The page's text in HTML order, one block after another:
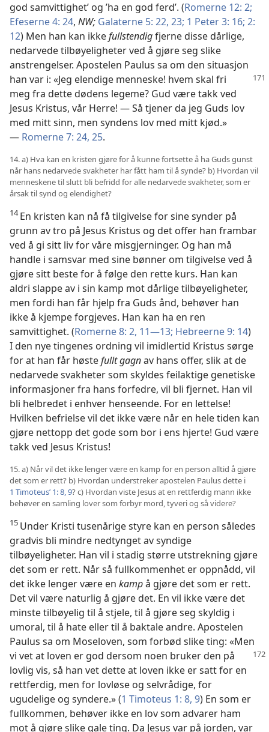
god samvittighet’ og ’ha en god ferd’. (Romerne 12: 2;
Efeserne 4: 24, NW; Galaterne 5: 22, 23; 1 Peter 3: 16; 2:
12) Men han kan ikkefullstendigfjerne disse dårlige,
nedarvede tilbøyeligheter ved å gjøre seg slike
anstrengelser. Apostelen Paulus sa om den situasjon
han var i: «Jeg elendige menneske! hvem skal fri
meg fra dette dødens legeme? Gud være takk ved
Jesus Kristus, vår Herre! — Så tjener da jeg Guds lov
med mitt sinn, men syndens lov med mitt kjød.»
— Romerne 7: 24, 25.
14. a) Hva kan en kristen gjøre for å kunne fortsette å ha Guds gunst
når hans nedarvede svakheter har fått ham til å synde? b) Hvordan vil
menneskene til slutt bli befridd for alle nedarvede svakheter, som er
årsak til synd og elendighet?
14En kristen kan nå få tilgivelse for sine synder på
grunn av tro på Jesus Kristus og det offer han frambar
ved å gi sitt liv for våre misgjerninger. Og han må
handle i samsvar med sine bønner om tilgivelse ved å
gjøre sitt beste for å følge den rette kurs. Han kan
aldri slappe av i sin kamp mot dårlige tilbøyeligheter,
men fordi han får hjelp fra Guds ånd, behøver han
ikke å kjempe forgjeves. Han kan ha en ren
samvittighet. (Romerne 8: 2, 11—13; Hebreerne 9: 14)
I den nye tingenes ordning vil imidlertid Kristus sørge
for at han får høstefullt gagnav hans offer, slik at de
nedarvede svakheter som skyldes feilaktige genetiske
informasjoner fra hans forfedre, vil bli fjernet. Han vil
bli helbredet i enhver henseende. For en lettelse!
Hvilken befrielse vil det ikke være når en hele tiden kan
gjøre nettopp det gode som bor i ens hjerte! Gud være
takk ved Jesus Kristus!
15. a) Når vil det ikke lenger være en kamp for en person alltid å gjøre
det som er rett? b) Hvordan understreker apostelen Paulus dette i
1 Timoteus’ 1: 8, 9? c) Hvordan viste Jesus at en rettferdig mann ikke
behøver en samling lover som forbyr mord, tyveri og så videre?
15 Under Kristi tusenårige styre kan en person således
gradvis bli mindre nedtynget av syndige
tilbøyeligheter. Han vil i stadig større utstrekning gjøre
det som er rett. Når så fullkommenhet er oppnådd, vil
det ikke lenger være en kampå gjøre det som er rett.
Det vil være naturlig å gjøre det. En vil ikke være det
minste tilbøyelig til å stjele, til å gjøre seg skyldig i
umoral, til å hate eller til å baktale andre. Apostelen
Paulus sa om Moseloven, som forbød slike ting: «Men
vi vet at loven er god dersom noen bruker den på
lovlig vis, så han vet dette at loven ikke er satt for en
rettferdig, men for lovløse og selvrådige, for
ugudelige og syndere.» (1 Timoteus 1: 8, 9) En som er
fullkommen, behøver ikke en lov som advarer ham
mot å gjøre slike gale ting. Da Jesus var på jorden, var